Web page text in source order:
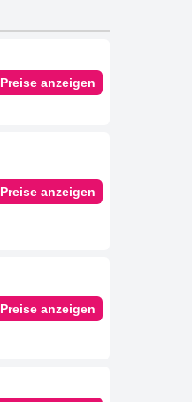
Preise anzeigen
Preise anzeigen
Preise anzeigen